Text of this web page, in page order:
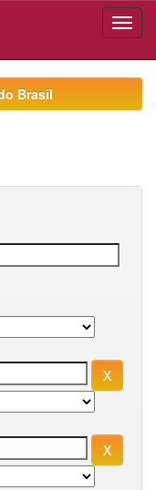
Brasil